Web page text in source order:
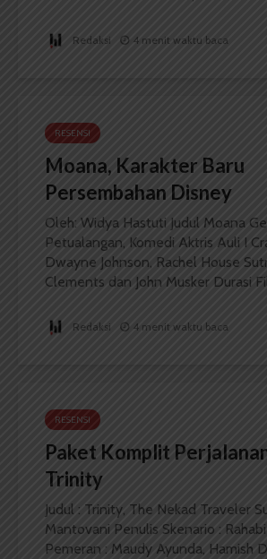
Redaksi 4 menit waktu baca
RESENSI
Moana, Karakter Baru
Persembahan Disney
Oleh: Widya Hastuti Judul Moana
Petualangan, Komedi Aktris Auli I
Dwayne Johnson, Rachel House
Clements dan John Musker Durasi
Redaksi 4 menit waktu baca
RESENSI
Paket Komplit
Trinity
Judul : Trinity, The Nekad Traveler
Mantovani Penulis Skenario :
Pemeran : Maudy Ayunda, Hamish